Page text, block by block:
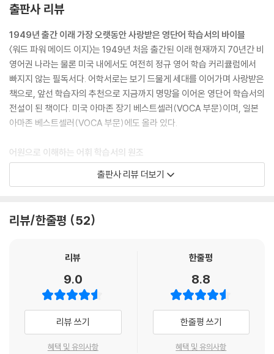
출판사 리뷰
1949년 출간 이래 가장 오랫동안 사랑받은 영단어 학습서의 바이블
〈워드 파워 메이드 이지〉는 1949년 처음 출간된 이래 현재까지 70년간 비
영어권 나라는 물론 미국 내에서도 여전히 정규 영어 학습 커리큘럼에서
빠지지 않는 필독서다. 어학서로는 보기 드물게 세대를 이어가며 사랑받은
책으로, 앞선 학습자의 추천으로 지금까지 명망을 이어온 영단어 학습서의
전설이 된 책이다. 미국 아마존 장기 베스트셀러(VOCA 부문)이며, 일본
아마존 베스트셀러(VOCA 부문)에도 올라 있다.
어원으로 이해하는 어휘 학습서의 원조
철자와 뜻만 기계적으로 암기하는 방식으로는 어휘를 진정한 자기 것으로
만들 수 없다. ‘어원 연구의 데일 카네기’라 불리는 노먼 루이스 교수는 어
고도 명쾌하게 설명한다. 단어는 인간 사회의 자화상이고 역사적, 문화적
권의 인문학 서적처럼 읽히는 이유다.
꼬리에 꼬리를 무는 어휘력 확장 학습법
각 장의 첫 부분에 제공되는 10개의 기본 단어를 시작으로 같은 어근을 쓰
는 단어 그룹, 비슷한 의미의 단어 그룹, 반대 의미의 단어 그룹 등으로 확
장되며 수많은 파생어들이 등장한다. 다만 하나의 장은 하나의 주제로 긴
밀하게 연결되어 있어 서로 헷갈리거나 겉도는 일 없이 차곡차곡 머릿속에
출판사 리뷰 더보기
리뷰/한줄평 52
리뷰
9.0
리뷰 쓰기
혜택 및 유의사항
한줄평
8.8
한줄평 쓰기
혜택 및 유의사항